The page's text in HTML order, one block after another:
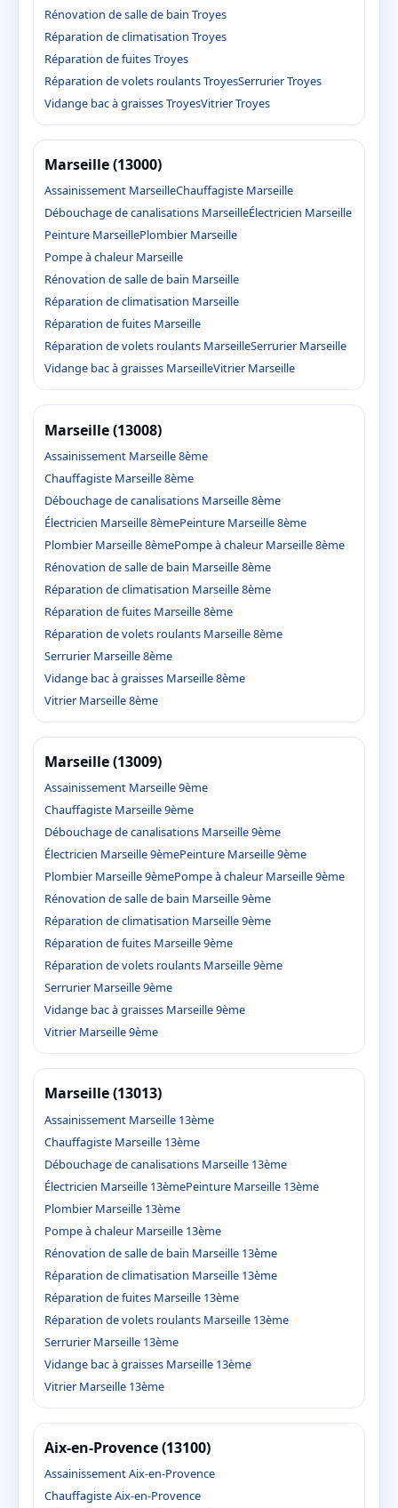
Rénovation de salle de bain Troyes
Réparation de climatisation Troyes
Réparation de fuites Troyes
Réparation de volets roulants TroyesSerrurier Troyes
Vidange bac à graisses TroyesVitrier Troyes
Marseille (13000)
Assainissement MarseilleChauffagiste Marseille
Débouchage de canalisations MarseilleÉlectricien Marseille
Peinture MarseillePlombier Marseille
Pompe à chaleur Marseille
Rénovation de salle de bain Marseille
Réparation de climatisation Marseille
Réparation de fuites Marseille
Réparation de volets roulants MarseilleSerrurier Marseille
Vidange bac à graisses MarseilleVitrier Marseille
Marseille (13008)
Assainissement Marseille 8ème
Chauffagiste Marseille 8ème
Débouchage de canalisations Marseille 8ème
Électricien Marseille 8èmePeinture Marseille 8ème
Plombier Marseille 8èmePompe à chaleur Marseille 8ème
Rénovation de salle de bain Marseille 8ème
Réparation de climatisation Marseille 8ème
Réparation de fuites Marseille 8ème
Réparation de volets roulants Marseille 8ème
Serrurier Marseille 8ème
Vidange bac à graisses Marseille 8ème
Vitrier Marseille 8ème
Marseille (13009)
Assainissement Marseille 9ème
Chauffagiste Marseille 9ème
Débouchage de canalisations Marseille 9ème
Électricien Marseille 9èmePeinture Marseille 9ème
Plombier Marseille 9èmePompe à chaleur Marseille 9ème
Rénovation de salle de bain Marseille 9ème
Réparation de climatisation Marseille 9ème
Réparation de fuites Marseille 9ème
Réparation de volets roulants Marseille 9ème
Serrurier Marseille 9ème
Vidange bac à graisses Marseille 9ème
Vitrier Marseille 9ème
Marseille (13013)
Assainissement Marseille 13ème
Chauffagiste Marseille 13ème
Débouchage de canalisations Marseille 13ème
Électricien Marseille 13èmePeinture Marseille 13ème
Plombier Marseille 13ème
Pompe à chaleur Marseille 13ème
Rénovation de salle de bain Marseille 13ème
Réparation de climatisation Marseille 13ème
Réparation de fuites Marseille 13ème
Réparation de volets roulants Marseille 13ème
Serrurier Marseille 13ème
Vidange bac à graisses Marseille 13ème
Vitrier Marseille 13ème
Aix-en-Provence (13100)
Assainissement Aix-en-Provence
Chauffagiste Aix-en-Provence